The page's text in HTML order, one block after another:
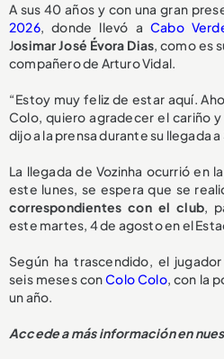
A sus 40 años y con una gran
2026, donde llevó a Cabo
Josimar José Évora Dias, como es
compañero de Arturo Vidal.
“Estoy muy feliz de estar aquí.
Colo, quiero agradecer el cariño
dijo a la prensa durante su llegada
La llegada de Vozinha ocurrió en
este lunes, se espera que se
correspondientes con el club,
este martes, 4 de agosto en el
Según ha trascendido, el
seis meses conColo Colo, con la
un año.
Accede a más información en